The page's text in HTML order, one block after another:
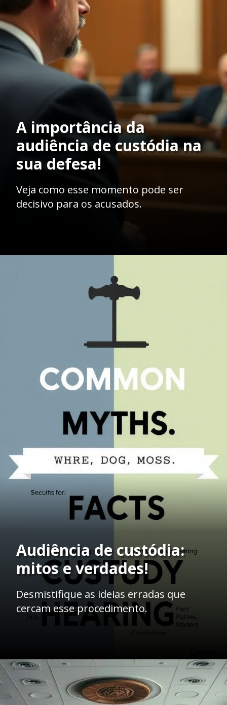
A importância da
audiência de custódia na
sua defesa!
Veja como esse momento pode ser
decisivo para os acusados.
Audiência de custódia:
mitos e verdades!
Desmistifique as ideias erradas que
cercam esse procedimento.
Opening